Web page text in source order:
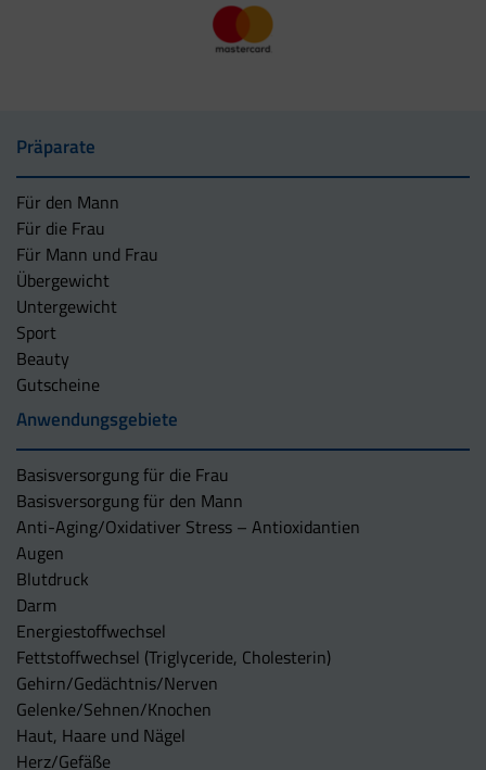
Präparate
Für den Mann
Für die Frau
Für Mann und Frau
Übergewicht
Untergewicht
Sport
Beauty
Gutscheine
Anwendungsgebiete
Basisversorgung für die Frau
Basisversorgung für den Mann
Anti-Aging/Oxidativer Stress – Antioxidantien
Augen
Blutdruck
Darm
Energiestoffwechsel
Fettstoffwechsel (Triglyceride, Cholesterin)
Gehirn/Gedächtnis/Nerven
Gelenke/Sehnen/Knochen
Haut, Haare und Nägel
Herz/Gefäße